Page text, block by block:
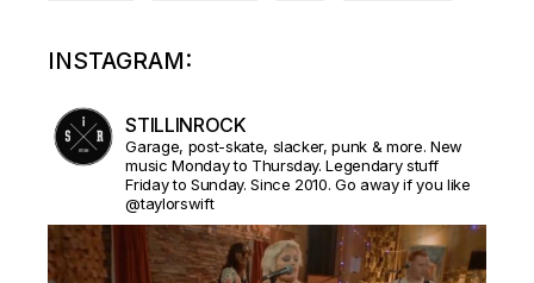
INSTAGRAM:
STILLINROCK
Garage, post-skate, slacker, punk & more. New
music Monday to Thursday. Legendary stuff
Friday to Sunday. Since 2010. Go away if you like
@taylorswift